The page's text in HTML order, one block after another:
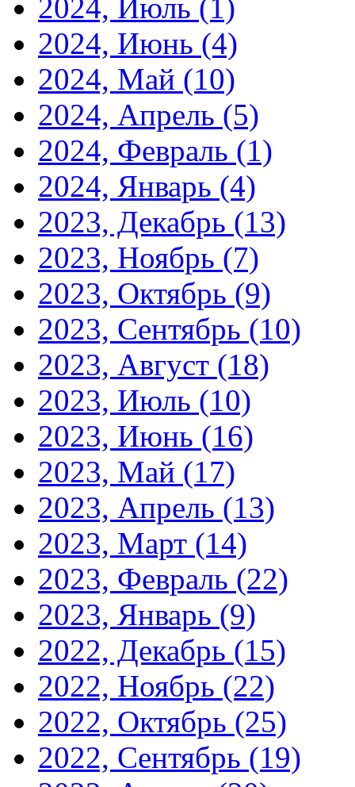
2024, Июль (1)
2024, Июнь (4)
2024, Май (10)
2024, Апрель (5)
2024, Февраль (1)
2024, Январь (4)
2023, Декабрь (13)
2023, Ноябрь (7)
2023, Октябрь (9)
2023, Сентябрь (10)
2023, Август (18)
2023, Июль (10)
2023, Июнь (16)
2023, Май (17)
2023, Апрель (13)
2023, Март (14)
2023, Февраль (22)
2023, Январь (9)
2022, Декабрь (15)
2022, Ноябрь (22)
2022, Октябрь (25)
2022, Сентябрь (19)